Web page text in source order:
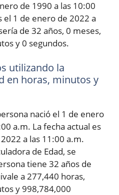
de 1990 a las 10:00
el 1 de enero de 2022 a
de 32 años, 0 meses,
y 0 segundos.
utilizando la
en horas, minutos y
nació el 1 de enero
a.m. La fecha actual es
a las 11:00 a.m.
de Edad, se
tiene 32 años de
a 277,440 horas,
y 998,784,000